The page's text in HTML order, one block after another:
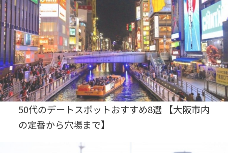
50代のデートスポットおすすめ8選 【大阪市内
の定番から穴場まで】